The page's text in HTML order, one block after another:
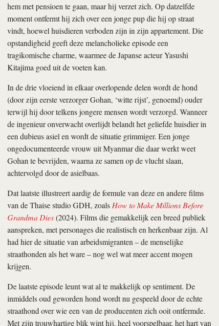
hem met pensioen te gaan, maar hij verzet zich. Op datzelfde
moment ontfermt hij zich over een jonge pup die hij op straat
vindt, hoewel huisdieren verboden zijn in zijn appartement. Die
opstandigheid geeft deze melancholieke episode een
tragikomische charme, waarmee de Japanse acteur Yasushi
Kitajima goed uit de voeten kan.
In de drie vloeiend in elkaar overlopende delen wordt de hond
(door zijn eerste verzorger Gohan, ‘witte rijst’, genoemd) ouder
terwijl hij door telkens jongere mensen wordt verzorgd. Wanneer
de ingenieur onverwacht overlijdt belandt het geliefde huisdier in
een dubieus asiel en wordt de situatie grimmiger. Een jonge
ongedocumenteerde vrouw uit Myanmar die daar werkt weet
Gohan te bevrijden, waarna ze samen op de vlucht slaan,
achtervolgd door de asielbaas.
Dat laatste illustreert aardig de formule van deze en andere films
van de Thaise studio GDH, zoalsHow to Make Millions Before
Grandma Dies(2024). Films die gemakkelijk een breed publiek
aanspreken, met personages die realistisch en herkenbaar zijn. Al
had hier de situatie van arbeidsmigranten – de menselijke
straathonden als het ware – nog wel wat meer accent mogen
krijgen.
De laatste episode leunt wat al te makkelijk op sentiment. De
inmiddels oud geworden hond wordt nu gespeeld door de echte
straathond over wie een van de producenten zich ooit ontfermde.
Met zijn trouwhartige blik wint hij, heel voorspelbaar, het hart van